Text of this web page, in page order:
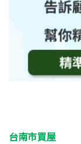
台南市買屋